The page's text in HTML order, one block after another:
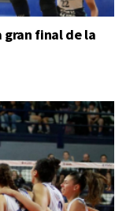
gran final de la